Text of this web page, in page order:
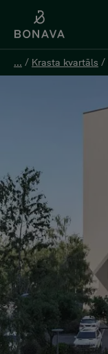
... / Krasta kvartāls /
... / Krasta kvartāls /